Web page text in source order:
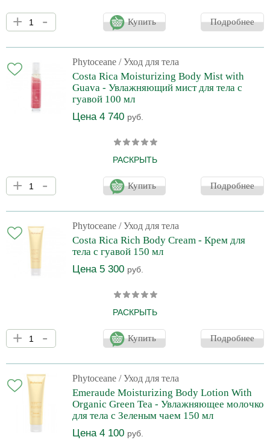
Нектар для тела со смягчающим жасмином и питательным
органическим кунжутным маслом мгновенно и надолго
увлажняет кожу. Свежий аромат белых цветов, нежно
+ - Купить Подробнее
Phytoceane / Уход для тела
Costa Rica Moisturizing Body Mist with
Guava - Увлажняющий мист для тела с
гуавой 100 мл
Цена 4 740 руб.
РАСКРЫТЬ
Свежий словно тропический дождь, мист мгновенно увлажняет и
освежает кожу. Моментально впитывается в кожу, оставляя
легкий экзотический аромат.
+ - Купить Подробнее
Phytoceane / Уход для тела
Costa Rica Rich Body Cream - Крем для
тела с гуавой 150 мл
Цена 5 300 руб.
РАСКРЫТЬ
Сливочный крем с восхитительным фруктово-цветочным
ароматом на 92 % состоит из натуральных компонентов.
Обогащенный маслами ши и макадамии, крем моментально
минералами и ликопином обладает мощным антиоксидантным,
омолаживающим и восстанавливающим действием.
+ - Купить Подробнее
Phytoceane / Уход для тела
Emeraude Moisturizing Body Lotion With
Organic Green Tea - Увлажняющее молочко
для тела с Зеленым чаем 150 мл
Цена 4 100 руб.